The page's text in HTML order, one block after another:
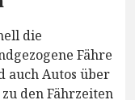
die
Fähre
auch Autos über
den Fährzeiten